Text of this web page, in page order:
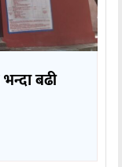
बढी